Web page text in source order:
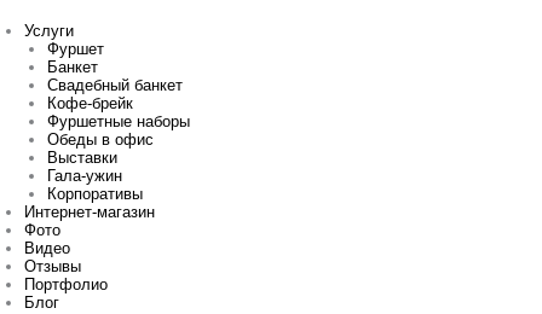
Услуги
Фуршет
Банкет
Свадебный банкет
Кофе-брейк
Фуршетные наборы
Обеды в офис
Выставки
Гала-ужин
Корпоративы
Интернет-магазин
Фото
Видео
Отзывы
Портфолио
Блог